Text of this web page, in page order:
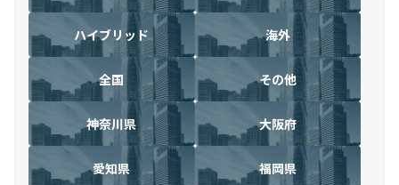
ハイブリッド 海外
全国 その他
神奈川県 大阪府
愛知県 福岡県